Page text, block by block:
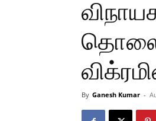
By Ganesh Kumar -